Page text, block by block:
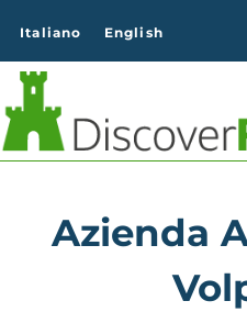
Italiano
English
Azienda